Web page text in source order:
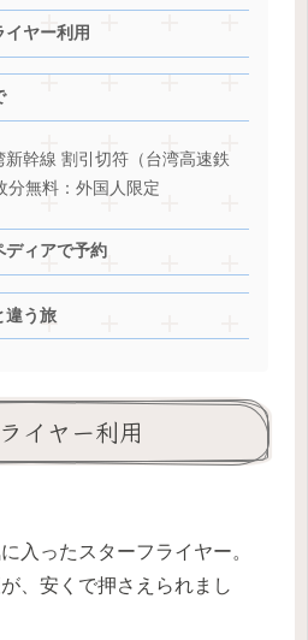
イヤー利用
新幹線 割引切符（台湾高速鉄
分無料：外国人限定
ディアで予約
違う旅
イヤー利用
入ったスターフライヤー。
、安くで押さえられまし